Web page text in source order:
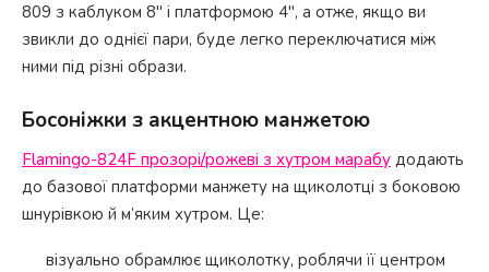
809 з каблуком 8" і платформою 4", а отже, якщо ви
звикли до однієї пари, буде легко переключатися між
ними під різні образи.
Босоніжки з акцентною манжетою
Flamingo-824F прозорі/рожеві з хутром марабу додають
до базової платформи манжету на щиколотці з боковою
шнурівкою й м’яким хутром. Це:
візуально обрамлює щиколотку, роблячи її центром